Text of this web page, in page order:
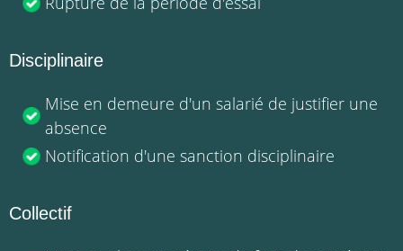
Disciplinaire
Mise en demeure d'un salarié de justifier une
absence
Notification d'une sanction disciplinaire
Collectif